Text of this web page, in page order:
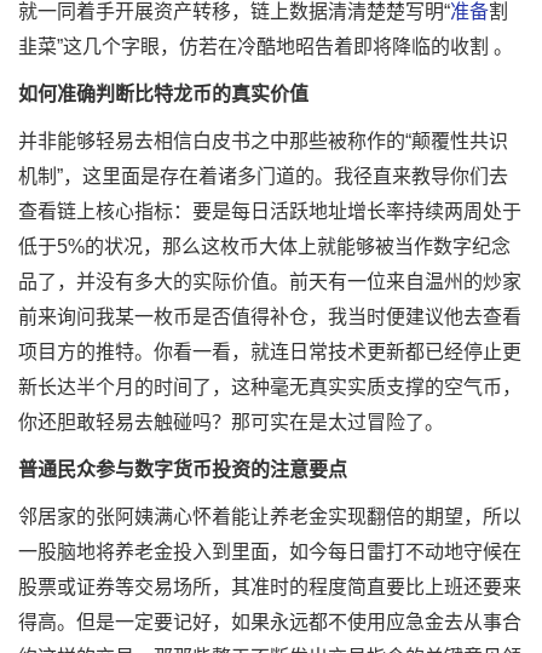
就一同着手开展资产转移，链上数据清清楚楚写明“准备割
韭菜”这几个字眼，仿若在冷酷地昭告着即将降临的收割 。
如何准确判断比特龙币的真实价值
并非能够轻易去相信白皮书之中那些被称作的“颠覆性共识
机制”，这里面是存在着诸多门道的。我径直来教导你们去
查看链上核心指标：要是每日活跃地址增长率持续两周处于
低于5%的状况，那么这枚币大体上就能够被当作数字纪念
品了，并没有多大的实际价值。前天有一位来自温州的炒家
前来询问我某一枚币是否值得补仓，我当时便建议他去查看
项目方的推特。你看一看，就连日常技术更新都已经停止更
新长达半个月的时间了，这种毫无真实实质支撑的空气币，
你还胆敢轻易去触碰吗？那可实在是太过冒险了。
普通民众参与数字货币投资的注意要点
邻居家的张阿姨满心怀着能让养老金实现翻倍的期望，所以
一股脑地将养老金投入到里面，如今每日雷打不动地守候在
股票或证券等交易场所，其准时的程度简直要比上班还要来
得高。但是一定要记好，如果永远都不使用应急金去从事合